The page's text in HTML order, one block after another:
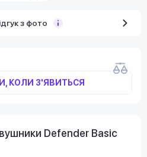
з фото
КОЛИ З'ЯВИТЬСЯ
Defender Basic